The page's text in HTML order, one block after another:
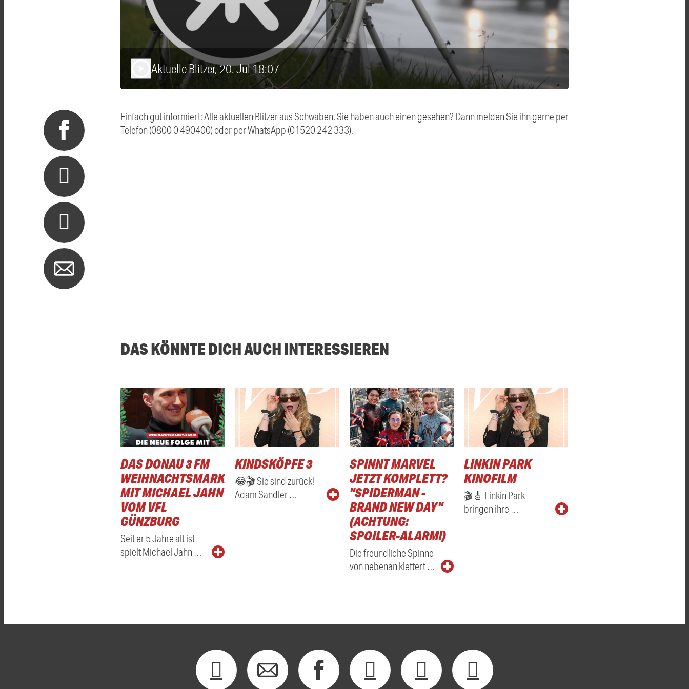
Aktuelle Blitzer, 20. Jul 18:07
Einfach gut informiert: Alle aktuellen Blitzer aus Schwaben. Sie haben auch einen gesehen? Dann melden Sie ihn gerne per
Telefon (0800 0 490400) oder per WhatsApp (01520 242 333).
DAS KÖNNTE DICH AUCH INTERESSIEREN
DAS DONAU 3 FM
WEIHNACHTSMARKTRADIO
MIT MICHAEL JAHN
VOM VFL
GÜNZBURG
Seit er 5 Jahre alt ist
spielt Michael Jahn …
KINDSKÖPFE 3
😂🎬 Sie sind zurück!
Adam Sandler …
SPINNT MARVEL
JETZT KOMPLETT?
"SPIDERMAN -
BRAND NEW DAY"
(ACHTUNG:
SPOILER-ALARM!)
Die freundliche Spinne
von nebenan klettert …
LINKIN PARK
KINOFILM
🎬🎸 Linkin Park
bringen ihre …